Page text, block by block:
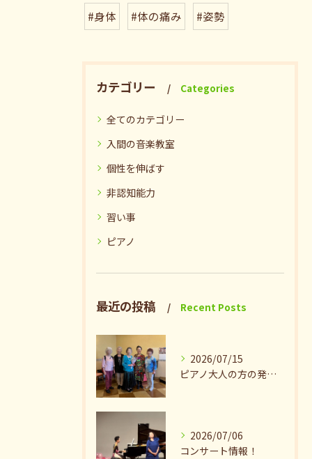
#身体 #体の痛み #姿勢
カテゴリー Categories
全てのカテゴリー
入間の音楽教室
個性を伸ばす
非認知能力
習い事
ピアノ
最近の投稿 Recent Posts
2026/07/15
ピアノ大人の方の発表会兼ねたお茶会🎵
2026/07/06
コンサート情報！